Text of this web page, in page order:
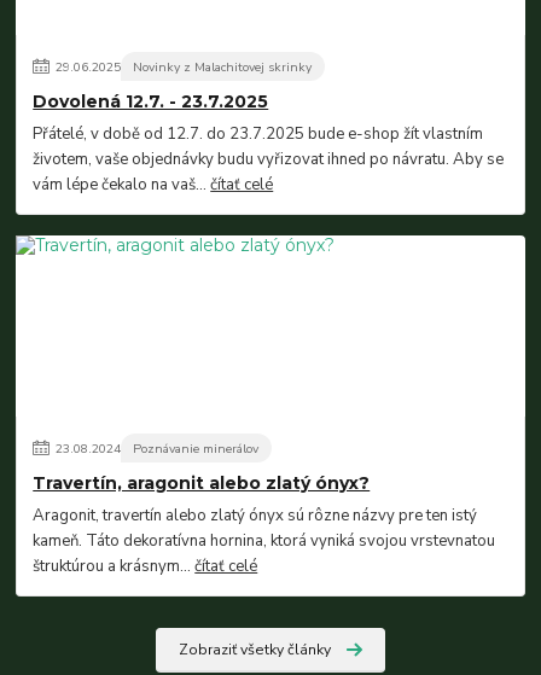
29.06.2025 Novinky z Malachitovej skrinky
Dovolená 12.7. - 23.7.2025
Přátelé, v době od 12.7. do 23.7.2025 bude e-shop žít vlastním
životem, vaše objednávky budu vyřizovat ihned po návratu. Aby se
vám lépe čekalo na vaš...čítať celé
23.08.2024 Poznávanie minerálov
Travertín, aragonit alebo zlatý ónyx?
Aragonit, travertín alebo zlatý ónyx sú rôzne názvy pre ten istý
kameň. Táto dekoratívna hornina, ktorá vyniká svojou vrstevnatou
štruktúrou a krásnym...čítať celé
Zobraziť všetky články